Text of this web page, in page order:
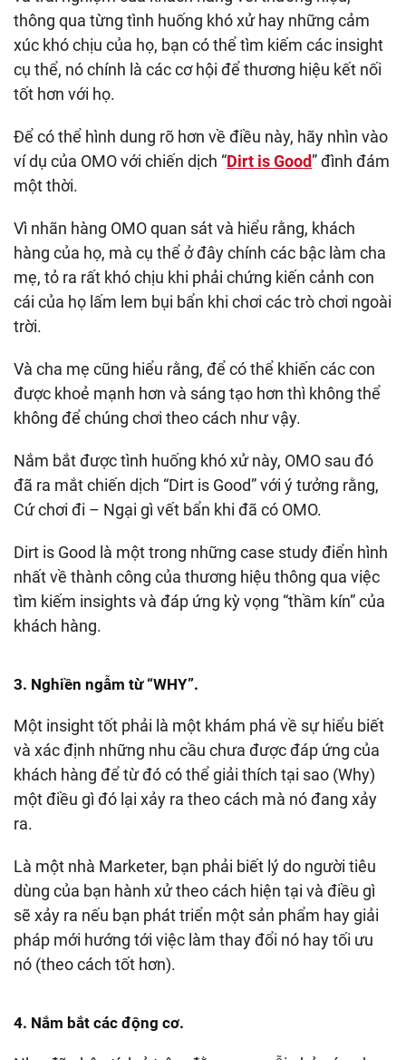
thông qua từng tình huống khó xử hay những cảm
xúc khó chịu của họ, bạn có thể tìm kiếm các insight
cụ thể, nó chính là các cơ hội để thương hiệu kết nối
tốt hơn với họ.
Để có thể hình dung rõ hơn về điều này, hãy nhìn vào
ví dụ của OMO với chiến dịch “Dirt is Good” đình đám
một thời.
Vì nhãn hàng OMO quan sát và hiểu rằng, khách
hàng của họ, mà cụ thể ở đây chính các bậc làm cha
mẹ, tỏ ra rất khó chịu khi phải chứng kiến cảnh con
cái của họ lấm lem bụi bẩn khi chơi các trò chơi ngoài
trời.
Và cha mẹ cũng hiểu rằng, để có thể khiến các con
được khoẻ mạnh hơn và sáng tạo hơn thì không thể
không để chúng chơi theo cách như vậy.
Nắm bắt được tình huống khó xử này, OMO sau đó
đã ra mắt chiến dịch “Dirt is Good” với ý tưởng rằng,
Cứ chơi đi – Ngại gì vết bẩn khi đã có OMO.
Dirt is Good là một trong những case study điển hình
nhất về thành công của thương hiệu thông qua việc
tìm kiếm insights và đáp ứng kỳ vọng “thầm kín” của
khách hàng.
3. Nghiền ngẫm từ “WHY”.
Một insight tốt phải là một khám phá về sự hiểu biết
và xác định những nhu cầu chưa được đáp ứng của
khách hàng để từ đó có thể giải thích tại sao (Why)
một điều gì đó lại xảy ra theo cách mà nó đang xảy
ra.
Là một nhà Marketer, bạn phải biết lý do người tiêu
dùng của bạn hành xử theo cách hiện tại và điều gì
sẽ xảy ra nếu bạn phát triển một sản phẩm hay giải
pháp mới hướng tới việc làm thay đổi nó hay tối ưu
nó (theo cách tốt hơn).
4. Nắm bắt các động cơ.